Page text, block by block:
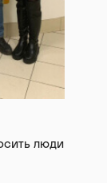
люди